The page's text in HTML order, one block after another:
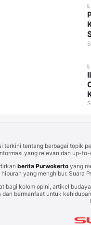
terkini tentang berbagai topik
yang relevan dan up-
berita Purwokertoyang
yang menghibur.
kolom opini, artikel
bermanfaat untuk